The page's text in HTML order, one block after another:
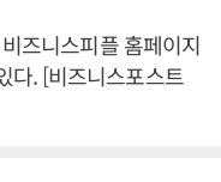
즈니스피플 홈페이지
다. [비즈니스포스트